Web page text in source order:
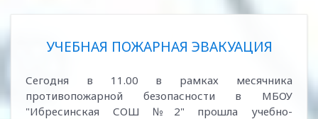
УЧЕБНАЯ ПОЖАРНАЯ ЭВАКУАЦИЯ
Сегодня в 11.00 в рамках месячника
противопожарной безопасности в МБОУ
"Ибресинская СОШ №2" прошла учебно-